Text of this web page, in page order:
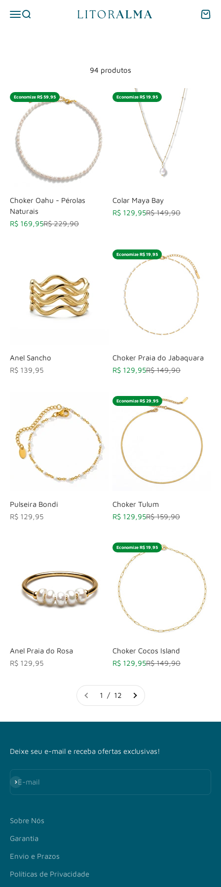
Abrir menu de navegação
Abrir pesquisa litoralma Abrir
94 produtos
Economize R$ 59,95
Choker Oahu - Pérolas
Naturais
Preço promocional
R$ 169,95Preço normal
R$ 229,90
Economize R$ 19,95
Colar Maya Bay
Preço promocional
R$ 129,95Preço normal
R$ 149,90
Anel Sancho
Preço promocional
R$ 139,95
Economize R$ 19,95
Choker Praia do Jabaquara
Preço promocional
R$ 129,95Preço normal
R$ 149,90
Pulseira Bondi
Preço promocional
R$ 129,95
Economize R$ 29,95
Choker Tulum
Preço promocional
R$ 129,95Preço normal
R$ 159,90
Anel Praia do Rosa
Preço promocional
R$ 129,95
Economize R$ 19,95
Choker Cocos Island
Preço promocional
R$ 129,95Preço normal
R$ 149,90
1 / 12
Deixe seu e-mail e receba ofertas exclusivas!
E-mail
Assinar
Sobre Nós
Garantia
Envio e Prazos
Políticas de Privacidade